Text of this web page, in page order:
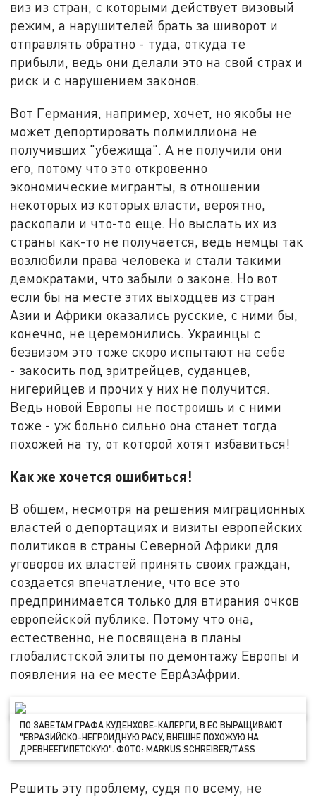
виз из стран, с которыми действует визовый
режим, а нарушителей брать за шиворот и
отправлять обратно - туда, откуда те
прибыли, ведь они делали это на свой страх и
риск и с нарушением законов.
Вот Германия, например, хочет, но якобы не
может депортировать полмиллиона не
получивших "убежища". А не получили они
его, потому что это откровенно
экономические мигранты, в отношении
некоторых из которых власти, вероятно,
раскопали и что-то еще. Но выслать их из
страны как-то не получается, ведь немцы так
возлюбили права человека и стали такими
демократами, что забыли о законе. Но вот
если бы на месте этих выходцев из стран
Азии и Африки оказались русские, с ними бы,
конечно, не церемонились. Украинцы с
безвизом это тоже скоро испытают на себе
- закосить под эритрейцев, суданцев,
нигерийцев и прочих у них не получится.
Ведь новой Европы не построишь и с ними
тоже - уж больно сильно она станет тогда
похожей на ту, от которой хотят избавиться!
Как же хочется ошибиться!
В общем, несмотря на решения миграционных
властей о депортациях и визиты европейских
политиков в страны Северной Африки для
уговоров их властей принять своих граждан,
создается впечатление, что все это
предпринимается только для втирания очков
европейской публике. Потому что она,
естественно, не посвящена в планы
глобалистской элиты по демонтажу Европы и
появления на ее месте ЕврАзАфрии.
ПО ЗАВЕТАМ ГРАФА КУДЕНХОВЕ-КАЛЕРГИ, В ЕС ВЫРАЩИВАЮТ
"ЕВРАЗИЙСКО-НЕГРОИДНУЮ РАСУ, ВНЕШНЕ ПОХОЖУЮ НА
ДРЕВНЕЕГИПЕТСКУЮ". ФОТО: MARKUS SCHREIBER/ТASS
Решить эту проблему, судя по всему, не